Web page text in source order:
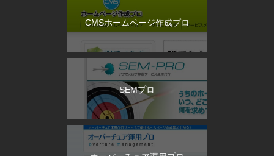
CMSホームページ作成プロ
SEMプロ